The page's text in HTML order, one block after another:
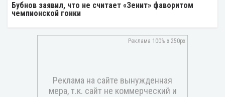
Бубнов заявил, что не считает «Зенит» фаворитом
чемпионской гонки